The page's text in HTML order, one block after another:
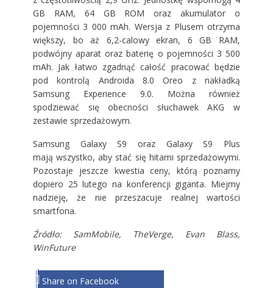
GB RAM, 64 GB ROM oraz akumulator o
pojemności 3 000 mAh. Wersja z Plusem otrzyma
większy, bo aż 6,2-calowy ekran, 6 GB RAM,
podwójny aparat oraz baterię o pojemności 3 500
mAh. Jak łatwo zgadnąć całość pracować będzie
pod kontrolą Androida 8.0 Oreo z nakładką
Samsung Experience 9.0. Można również
spodziewać się obecności słuchawek AKG w
zestawie sprzedażowym.
Samsung Galaxy S9 oraz Galaxy S9 Plus
mają wszystko, aby stać się hitami sprzedażowymi.
Pozostaje jeszcze kwestia ceny, którą poznamy
dopiero 25 lutego na konferencji giganta. Miejmy
nadzieję, że nie przeszacuje realnej wartości
smartfona.
Źródło: SamMobile, TheVerge, Evan Blass,
WinFuture
Share on Facebook